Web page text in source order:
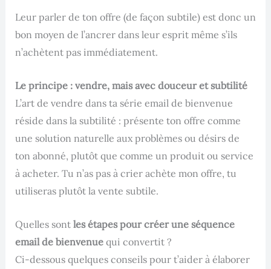
Leur parler de ton offre (de façon subtile) est donc un
bon moyen de l’ancrer dans leur esprit même s’ils
n’achètent pas immédiatement.
Le principe : vendre, mais avec douceur et subtilité
L’art de vendre dans ta série email de bienvenue
réside dans la subtilité : présente ton offre comme
une solution naturelle aux problèmes ou désirs de
ton abonné, plutôt que comme un produit ou service
à acheter. Tu n’as pas à crier achète mon offre, tu
utiliseras plutôt la vente subtile.
Quelles sont les étapes pour créer une séquence
email de bienvenuequi convertit ?
Ci-dessous quelques conseils pour t’aider à élaborer